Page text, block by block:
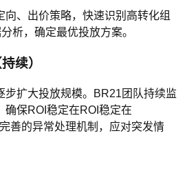
、出价策略，快速识别高转化组
析，确定最优投放方案。
续）
步扩大投放规模。BR21团队持续监
确保ROI稳定在ROI稳定在
善的异常处理机制，应对突发情